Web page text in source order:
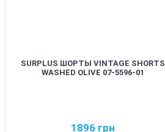
SURPLUS ШОРТЫ VINTAGE SHORTS
WASHED OLIVE 07-5596-01
1896 грн